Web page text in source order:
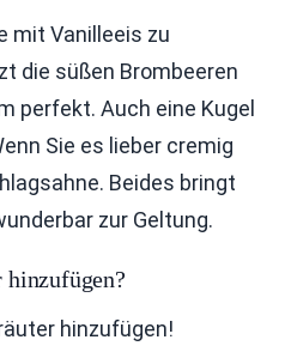
mit Vanilleeis zu
die süßen Brombeeren
perfekt. Auch eine Kugel
Sie es lieber cremig
Beides bringt
zur Geltung.
hinzufügen!